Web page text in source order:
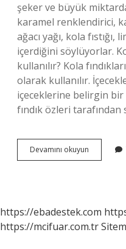
şeker ve büyük
karamel renklendirici,
ağacı yağı, kola
içerdiğini söylüyorlar.
kullanılır? Kola
olarak kullanılır.
içeceklerine belirgin
fındık özleri
Devamını okuyun
Fındığı
https://ebadestek.com
https://mcifuar.com.tr